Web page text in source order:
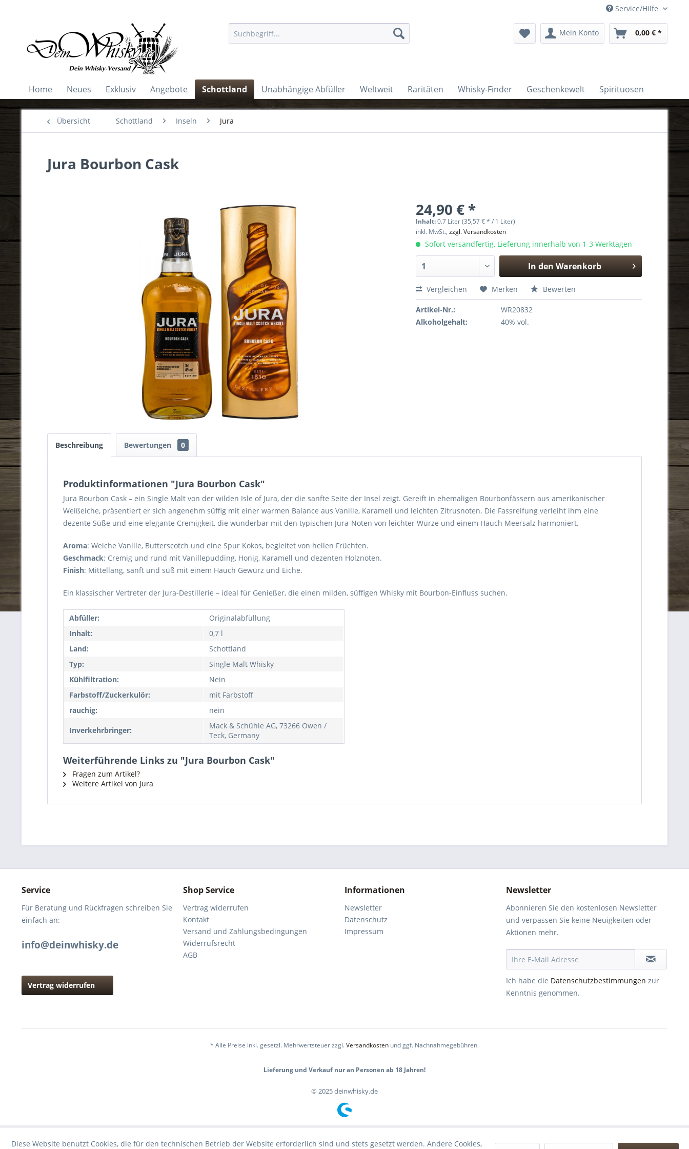
Service/Hilfe
Mein Konto 0,00 € *
Home Neues Exklusiv Angebote Schottland Unabhängige Abfüller Weltweit Raritäten Whisky-Finder Geschenkewelt Spirituosen
Übersicht Schottland Inseln Jura
Jura Bourbon Cask
24,90 € *
Inhalt:0.7 Liter (35,57 € * / 1 Liter)
inkl. MwSt.,zzgl. Versandkosten
Sofort versandfertig, Lieferung innerhalb von 1-3 Werktagen
In den Warenkorb
Hinzugefügt
Vergleichen Merken Bewerten
Artikel-Nr.:
WR20832
Alkoholgehalt:
40% vol.
Beschreibung Bewertungen 0
Produktinformationen "Jura Bourbon Cask"
Jura Bourbon Cask – ein Single Malt von der wilden Isle of Jura, der die sanfte Seite der Insel zeigt. Gereift in ehemaligen Bourbonfässern aus amerikanischer
Weißeiche, präsentiert er sich angenehm süffig mit einer warmen Balance aus Vanille, Karamell und leichten Zitrusnoten. Die Fassreifung verleiht ihm eine
dezente Süße und eine elegante Cremigkeit, die wunderbar mit den typischen Jura-Noten von leichter Würze und einem Hauch Meersalz harmoniert.
Aroma: Weiche Vanille, Butterscotch und eine Spur Kokos, begleitet von hellen Früchten.
Geschmack: Cremig und rund mit Vanillepudding, Honig, Karamell und dezenten Holznoten.
Finish: Mittellang, sanft und süß mit einem Hauch Gewürz und Eiche.
Ein klassischer Vertreter der Jura-Destillerie – ideal für Genießer, die einen milden, süffigen Whisky mit Bourbon-Einfluss suchen.
Abfüller:
Originalabfüllung
Inhalt:
0,7 l
Land:
Schottland
Typ:
Single Malt Whisky
Kühlfiltration:
Nein
Farbstoff/Zuckerkulör:
mit Farbstoff
rauchig:
nein
Inverkehrbringer:
Mack & Schühle AG, 73266 Owen /
Teck, Germany
Weiterführende Links zu "Jura Bourbon Cask"
Fragen zum Artikel?
Weitere Artikel von Jura
Service
Für Beratung und Rückfragen schreiben Sie
einfach an:
info@deinwhisky.de
Vertrag widerrufen
Shop Service
Vertrag widerrufen
Kontakt
Versand und Zahlungsbedingungen
Widerrufsrecht
AGB
Informationen
Newsletter
Datenschutz
Impressum
Newsletter
Abonnieren Sie den kostenlosen Newsletter
und verpassen Sie keine Neuigkeiten oder
Aktionen mehr.
Ich habe die Datenschutzbestimmungen zur
Kenntnis genommen.
* Alle Preise inkl. gesetzl. Mehrwertsteuer zzgl.Versandkosten und ggf. Nachnahmegebühren.
Lieferung und Verkauf nur an Personen ab 18 Jahren!
© 2025 deinwhisky.de
Diese Website benutzt Cookies, die für den technischen Betrieb der Website erforderlich sind und stets gesetzt werden. Andere Cookies,